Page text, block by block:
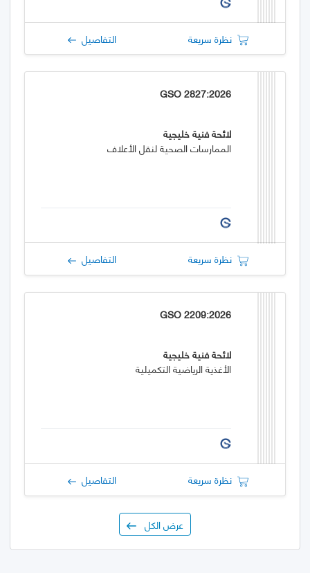
نظرة سريعة التفاصيل
GSO 2827:2026
لائحة فنية خليجية
الممارسات الصحية لنقل الأعلاف
نظرة سريعة التفاصيل
GSO 2209:2026
لائحة فنية خليجية
الأغذية الرياضية التكميلية
نظرة سريعة التفاصيل
عرض الكل